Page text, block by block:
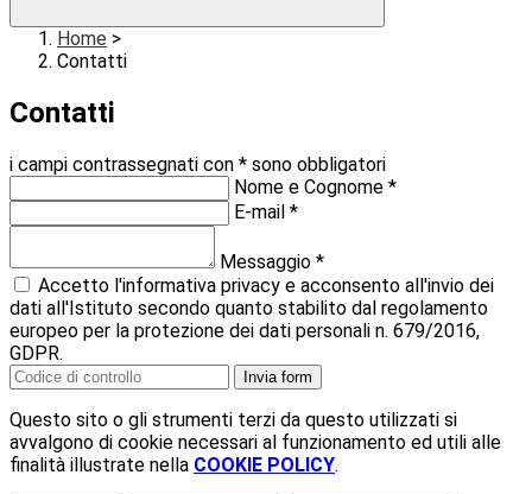
Home >
Contatti
Contatti
i campi contrassegnati con * sono obbligatori
Nome e Cognome *
E-mail *
Messaggio *
Accetto l'informativa privacy e acconsento all'invio dei
dati all'Istituto secondo quanto stabilito dal regolamento
europeo per la protezione dei dati personali n. 679/2016,
GDPR.
Invia form
Questo sito o gli strumenti terzi da questo utilizzati si
avvalgono di cookie necessari al funzionamento ed utili alle
finalità illustrate nella COOKIE POLICY.